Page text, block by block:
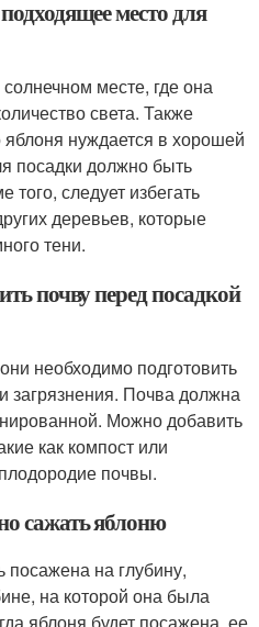
место для
месте, где она
света. Также
нуждается в хорошей
посадки должно быть
следует избегать
деревьев, которые
тени.
почву перед посадкой
необходимо подготовить
загрязнения. Почва должна
Можно добавить
как компост или
почвы.
сажать яблоню
на глубину,
на которой она была